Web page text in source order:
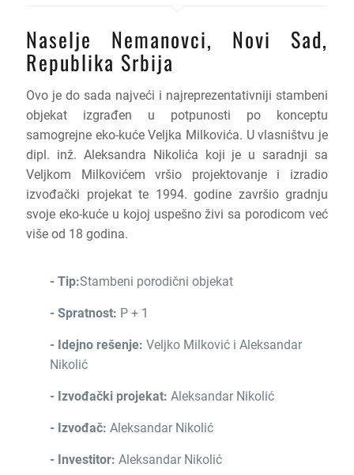
Naselje Nemanovci, Novi Sad,
Republika Srbija
Ovo je do sada najveći i najreprezentativniji stambeni
objekat izgrađen u potpunosti po konceptu
samogrejne eko-kuće Veljka Milkovića. U vlasništvu je
dipl. inž. Aleksandra Nikolića koji je u saradnji sa
Veljkom Milkovićem vršio projektovanje i izradio
izvođački projekat te 1994. godine završio gradnju
svoje eko-kuće u kojoj uspešno živi sa porodicom već
više od 18 godina.
- Tip:Stambeni porodični objekat
- Spratnost: P + 1
- Idejno rešenje: Veljko Milković i Aleksandar
Nikolić
- Izvođački projekat: Aleksandar Nikolić
- Izvođač: Aleksandar Nikolić
- Investitor: Aleksandar Nikolić